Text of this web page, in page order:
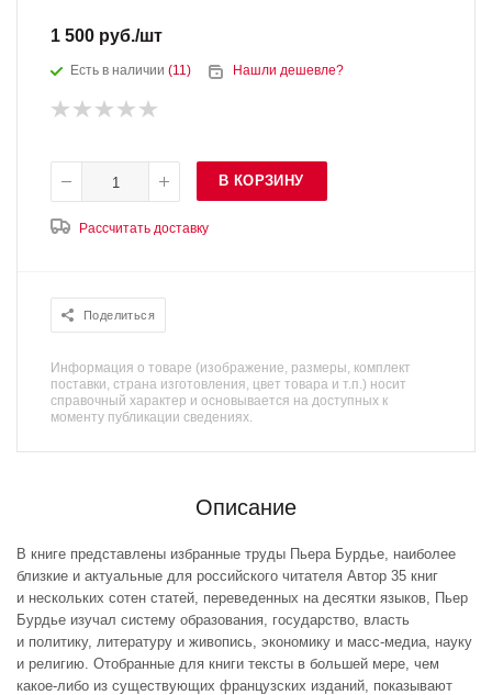
1 500 руб./шт
Есть в наличии (11) Нашли дешевле?
В КОРЗИНУ
Рассчитать доставку
Поделиться
Информация о товаре (изображение, размеры, комплект
поставки, страна изготовления, цвет товара и т.п.) носит
справочный характер и основывается на доступных к
моменту публикации сведениях.
Описание
В книге представлены избранные труды Пьера Бурдье, наиболее
близкие и актуальные для российского читателя Автор 35 книг
и нескольких сотен статей, переведенных на десятки языков, Пьер
Бурдье изучал систему образования, государство, власть
и политику, литературу и живопись, экономику и масс-медиа, науку
и религию. Отобранные для книги тексты в большей мере, чем
какое-либо из существующих французских изданий, показывают